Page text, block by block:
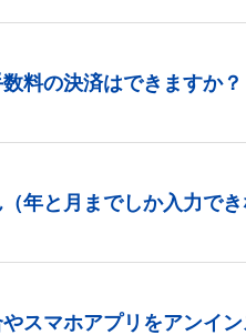
料の決済はできますか？
年と月までしか入力でき
スマホアプリをアンイ